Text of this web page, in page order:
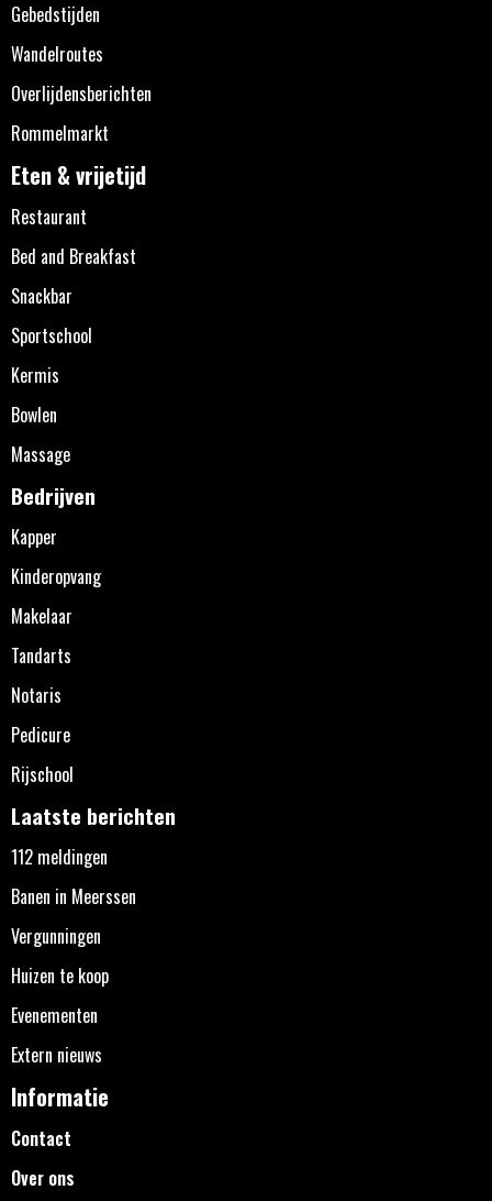
Gebedstijden
Wandelroutes
Overlijdensberichten
Rommelmarkt
Eten & vrijetijd
Restaurant
Bed and Breakfast
Snackbar
Sportschool
Kermis
Bowlen
Massage
Bedrijven
Kapper
Kinderopvang
Makelaar
Tandarts
Notaris
Pedicure
Rijschool
Laatste berichten
112 meldingen
Banen in Meerssen
Vergunningen
Huizen te koop
Evenementen
Extern nieuws
Informatie
Contact
Over ons